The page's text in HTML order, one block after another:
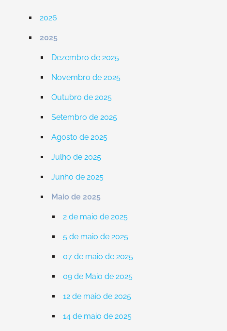
2026
2025
Dezembro de 2025
Novembro de 2025
Outubro de 2025
Setembro de 2025
Agosto de 2025
Julho de 2025
Junho de 2025
Maio de 2025
2 de maio de 2025
5 de maio de 2025
07 de maio de 2025
09 de Maio de 2025
12 de maio de 2025
14 de maio de 2025